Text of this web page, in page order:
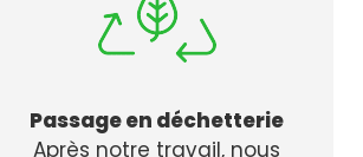
Passage en déchetterie
Après notre travail, nous